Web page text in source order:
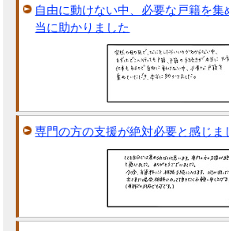
自由に動けない中、必要な戸籍を集
当に助かりました
専門の方の支援が絶対必要と感じま